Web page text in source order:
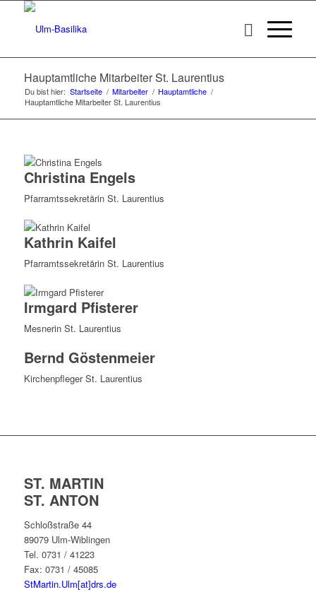
Hauptamtliche Mitarbeiter St. Laurentius
Du bist hier: Startseite / Mitarbeiter / Hauptamtliche /
Hauptamtliche Mitarbeiter St. Laurentius
Christina Engels
Pfarramtssekretärin St. Laurentius
Kathrin Kaifel
Pfarramtssekretärin St. Laurentius
Irmgard Pfisterer
Mesnerin St. Laurentius
Bernd Göstenmeier
Kirchenpfleger St. Laurentius
ST. MARTIN
ST. ANTON
Schloßstraße 44
89079 Ulm-Wiblingen
Tel. 0731 / 41223
Fax: 0731 / 45085
StMartin.Ulm[at]drs.de